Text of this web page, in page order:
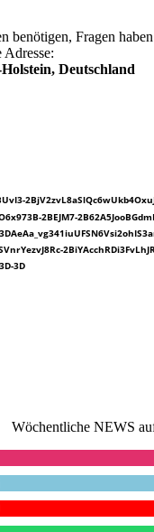
benötigen, Fragen
Adresse:
Deutschland
2BEJM7-
3D
Wöchentliche NEWS